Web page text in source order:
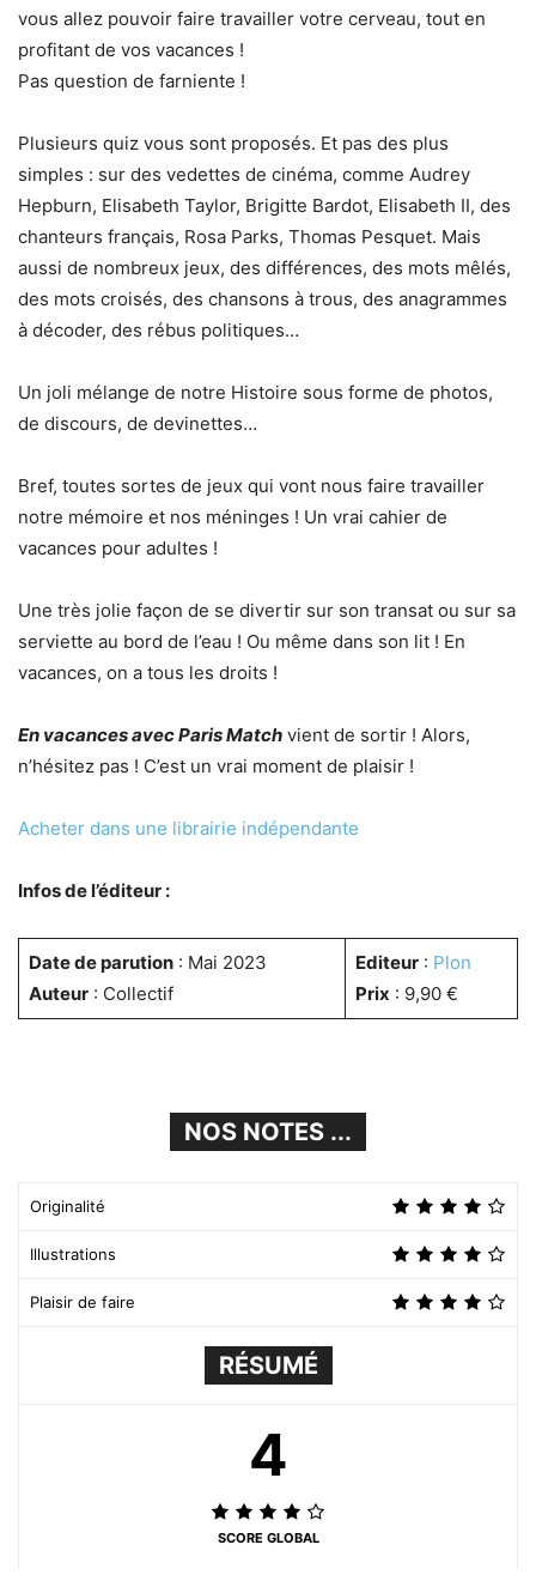
vous allez pouvoir faire travailler votre cerveau, tout en
profitant de vos vacances !
Pas question de farniente !
Plusieurs quiz vous sont proposés. Et pas des plus
simples : sur des vedettes de cinéma, comme Audrey
Hepburn, Elisabeth Taylor, Brigitte Bardot, Elisabeth II, des
chanteurs français, Rosa Parks, Thomas Pesquet. Mais
aussi de nombreux jeux, des différences, des mots mêlés,
des mots croisés, des chansons à trous, des anagrammes
à décoder, des rébus politiques…
Un joli mélange de notre Histoire sous forme de photos,
de discours, de devinettes…
Bref, toutes sortes de jeux qui vont nous faire travailler
notre mémoire et nos méninges ! Un vrai cahier de
vacances pour adultes !
Une très jolie façon de se divertir sur son transat ou sur sa
serviette au bord de l’eau ! Ou même dans son lit ! En
vacances, on a tous les droits !
En vacances avec Paris Match vient de sortir ! Alors,
n’hésitez pas ! C’est un vrai moment de plaisir !
Acheter dans une librairie indépendante
Infos de l’éditeur :
Date de parution: Mai 2023
Auteur: Collectif
Editeur: Plon
Prix : 9,90 €
NOS NOTES ...
Originalité
Illustrations
Plaisir de faire
RÉSUMÉ
4
SCORE GLOBAL